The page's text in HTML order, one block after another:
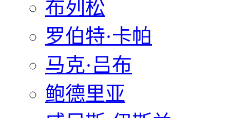
布列松
罗伯特·卡帕
马克·吕布
鲍德里亚